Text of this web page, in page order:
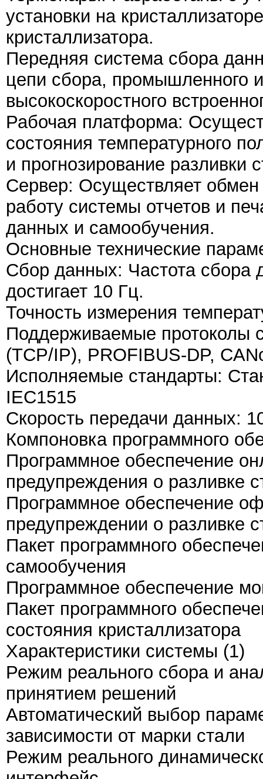
установки на
кристаллизатора.
Передняя система сбора
цепи сбора, промышленного
высокоскоростного
Рабочая платформа:
состояния температурного
и прогнозирование разливки
Сервер: Осуществляет
работу системы отчетов и
данных и самообучения.
Основные технические
Сбор данных: Частота сбора
достигает 10 Гц.
Точность измерения
Поддерживаемые протоколы
(TCP/IP), PROFIBUS-DP,
Исполняемые стандарты:
IEC1515
Скорость передачи данных:
Компоновка программного
Программное обеспечение
предупреждения о разливке
Программное обеспечение
предупреждении о разливке
Пакет программного
самообучения
Программное обеспечение
Пакет программного
состояния кристаллизатора
Характеристики системы (1)
Режим реального сбора и
принятием решений
Автоматический выбор
зависимости от марки стали
Режим реального